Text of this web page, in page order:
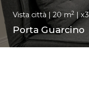
Vista città | 20 m2 | x3
Porta Guarcino